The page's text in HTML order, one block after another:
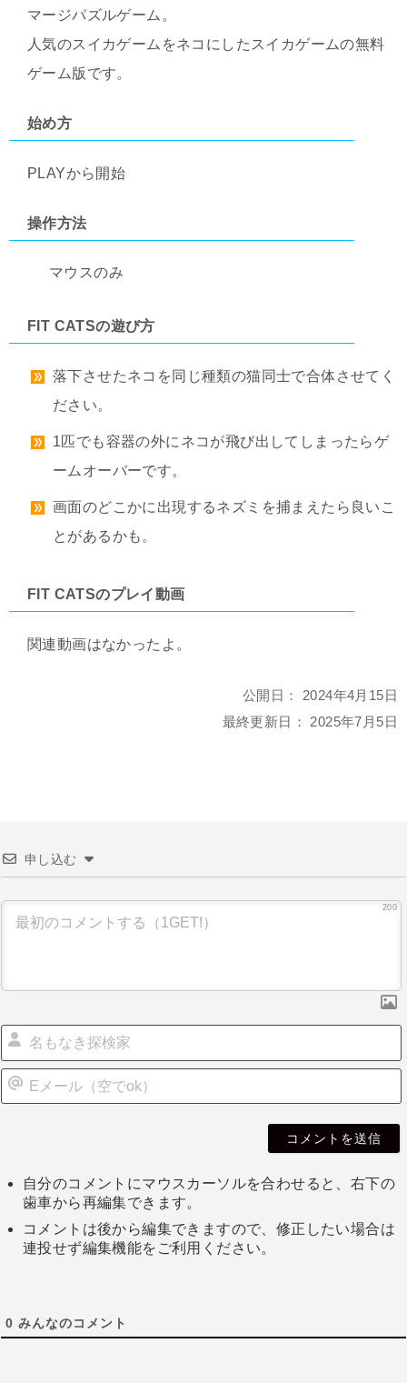
マージパズルゲーム。
人気のスイカゲームをネコにしたスイカゲームの無料
ゲーム版です。
始め方
PLAYから開始
操作方法
マウスのみ
FIT CATSの遊び方
落下させたネコを同じ種類の猫同士で合体させてく
ださい。
1匹でも容器の外にネコが飛び出してしまったらゲ
ームオーバーです。
画面のどこかに出現するネズミを捕まえたら良いこ
とがあるかも。
FIT CATSのプレイ動画
関連動画はなかったよ。
公開日： 2024年4月15日
最終更新日： 2025年7月5日
申し込む
200
自分のコメントにマウスカーソルを合わせると、右下の
歯車から再編集できます。
コメントは後から編集できますので、修正したい場合は
連投せず編集機能をご利用ください。
0 みんなのコメント